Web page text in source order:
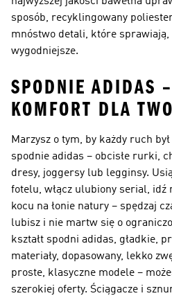
sposób, recyklingowany
mnóstwo detali, które sprawiają,
wygodniejsze.
SPODNIE ADIDAS
KOMFORT DLA
Marzysz o tym, by każdy ruch
spodnie adidas – obcisłe rurki,
dresy, joggersy lub legginsy.
fotelu, włącz ulubiony serial, idź
kocu na łonie natury – spędzaj
lubisz i nie martw się o
kształt spodni adidas, gładkie,
materiały, dopasowany, lekko
proste, klasyczne modele –
szerokiej oferty. Ściągacze i